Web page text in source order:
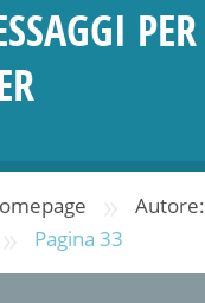
PER
»
Autore:
» Pagina 33